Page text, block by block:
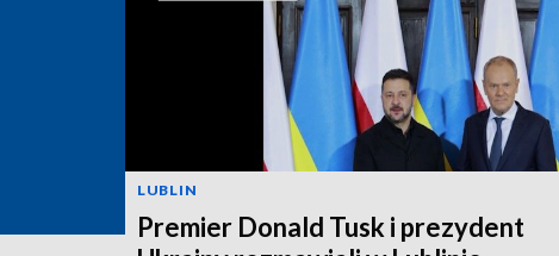
LUBLIN
Premier Donald Tusk i prezydent